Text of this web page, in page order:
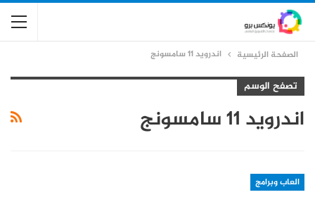
الصفحة الرئيسية اندرويد 11 سامسونج
تصفح الوسم
اندرويد 11 سامسونج
العاب وبرامج